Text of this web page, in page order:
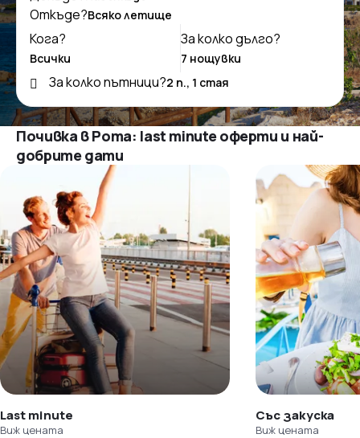
Откъде?
Кога?
За колко дълго?
За колко пътници?
Почивка в Рота: last minute оферти и най-
добрите дати
Last minute
Виж цената
Със закуска
Виж цената